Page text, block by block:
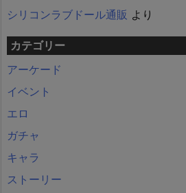
シリコンラブドール通販 より
カテゴリー
アーケード
イベント
エロ
ガチャ
キャラ
ストーリー